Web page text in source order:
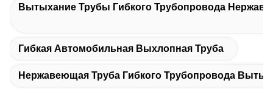
Вытыхание Трубы Гибкого Трубопровода
Гибкая Автомобильная Выхлопная Труба
Нержавеющая Труба Гибкого Трубопровода